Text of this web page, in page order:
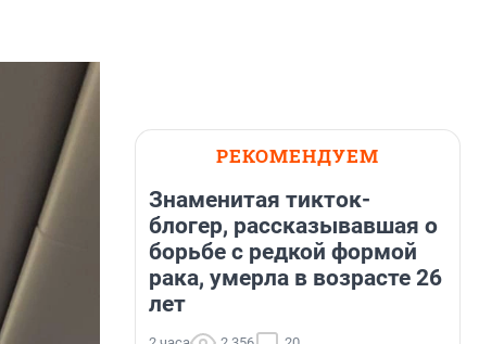
РЕКОМЕНДУЕМ
Знаменитая тикток-
блогер, рассказывавшая о
борьбе с редкой формой
рака, умерла в возрасте 26
лет